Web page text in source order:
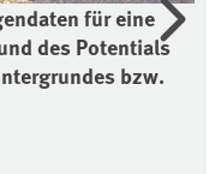
für eine
des Potentials
bzw.